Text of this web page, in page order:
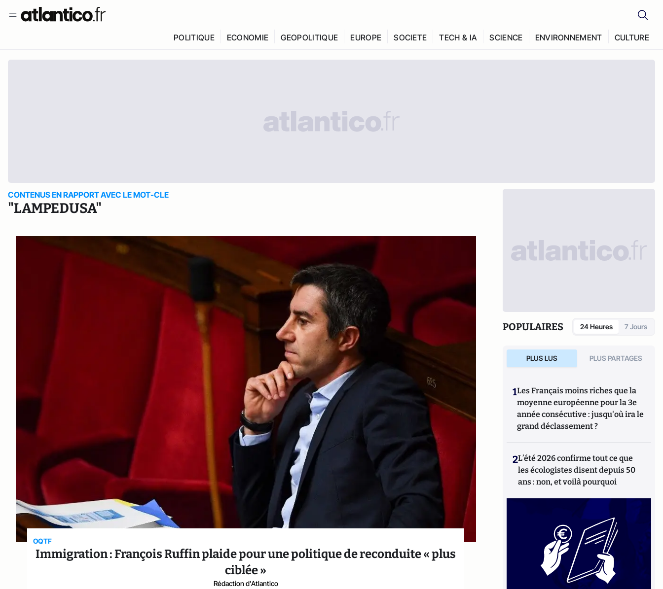
POLITIQUE ECONOMIE GEOPOLITIQUE EUROPE SOCIETE TECH & IA SCIENCE ENVIRONNEMENT CULTURE
CONTENUS EN RAPPORT AVEC LE MOT-CLE
"LAMPEDUSA"
OQTF
Immigration : François Ruffin plaide pour une politique de reconduite « plus
ciblée »
Rédaction d'Atlantico
POPULAIRES 24 Heures 7 Jours
PLUS LUS PLUS PARTAGES
1Les Français moins riches que la
moyenne européenne pour la 3e
année consécutive : jusqu'où ira le
grand déclassement ?
2L’été 2026 confirme tout ce que
les écologistes disent depuis 50
ans : non, et voilà pourquoi